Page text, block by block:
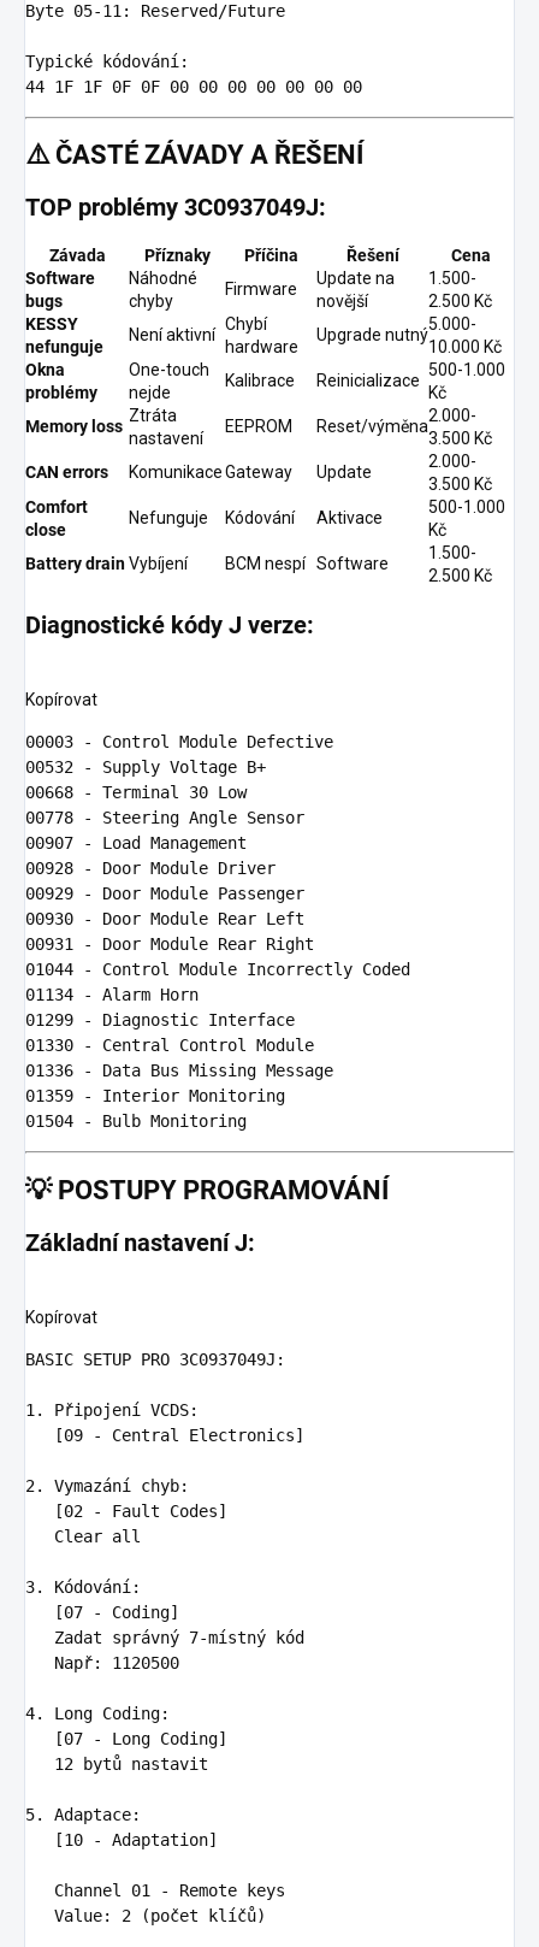
Byte 05-11 : Reserved/Future
Typick
44 1F 1F 0F 0F 00 00 00 00 00 00 00
⚠️ ČASTÉ ZÁVADY A ŘEŠENÍ
TOP problémy 3C0937049J:
Závada Příznaky Příčina Řešení
Cena
Software
bugs
Náhodné
chyby
Firmware
Update na
novější
1.500-
2.500 Kč
KESSY
nefunguje
Není aktivní
Chybí
hardware
Upgrade nutný
5.000-
10.000 Kč
Okna
problémy
One-touch
nejde
Kalibrace Reinicializace
500-1.000
Kč
Memory loss
Ztráta
nastavení
EEPROM Reset/výměna
2.000-
3.500 Kč
CAN errors
KomunikaceGateway Update
2.000-
3.500 Kč
Comfort
close
Nefunguje Kódování Aktivace
500-1.000
Kč
Battery drainVybíjení BCM nespí Software
1.500-
2.500 Kč
Diagnostické kódy J verze:
Kopírovat
00003
00532
00668
- Terminal 30
00778
00907
- Load
00928
00929
00930
00931
01044
01134
01299
01330
01336
- Data
01359
01504
💡 POSTUPY PROGRAMOVÁNÍ
Základní nastavení J:
Kopírovat
BASIC SETUP PRO 3C0937049J
1. Připojení VCDS:
[09 - Central Electronics]
2. Vymazání chyb:
[02 - Fault Codes]
   Clear all
3. Kódování :
[07 - Coding]
   Zadat správný 7-místný kód
   Např
: 1120500
4. Long Coding:
[07 - Long Coding]
   12 bytů nastavit
5. Adaptace:
[10 - Adaptation]
   Channel 01 - Remote keys
   Value
: 2 (počet klíčů)